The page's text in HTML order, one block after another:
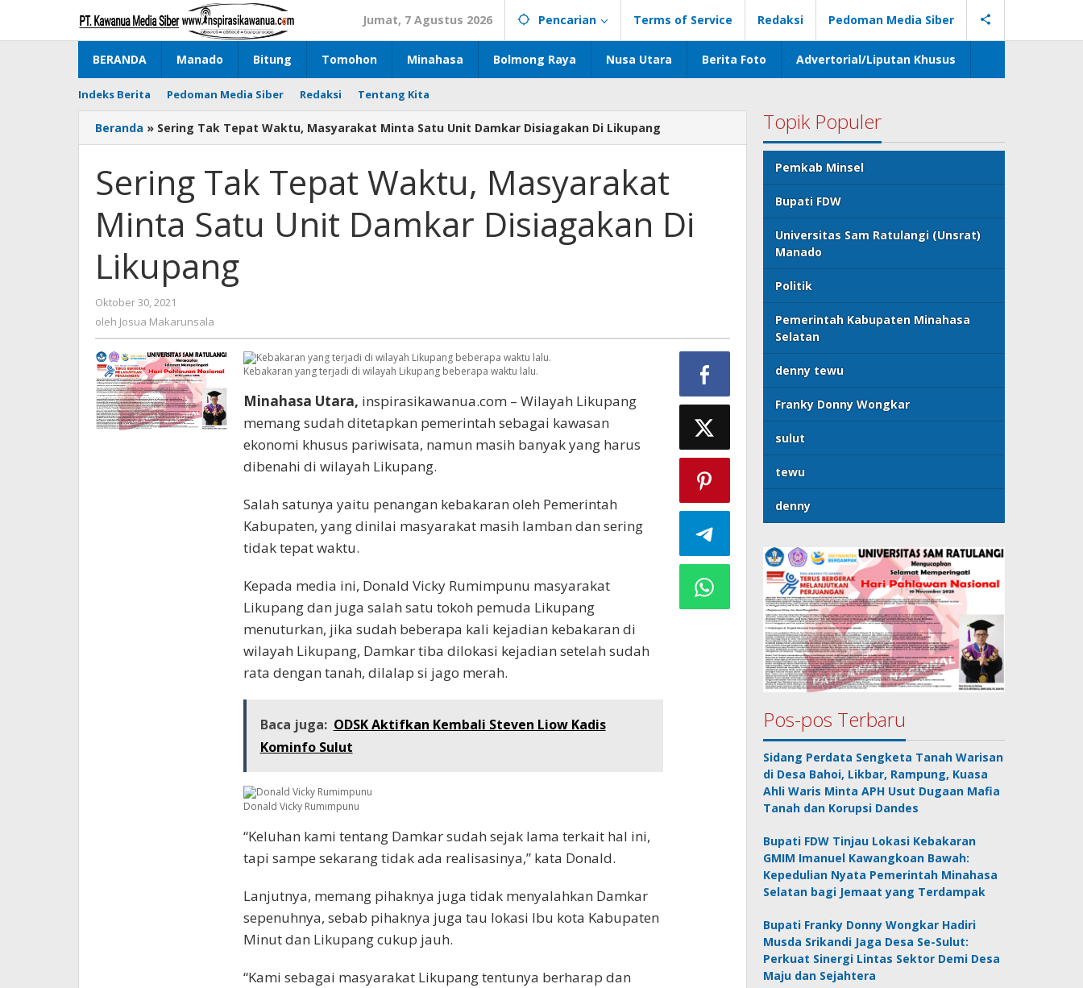
konten
Jumat, 7 Agustus 2026 Pencarian Terms of Service Redaksi Pedoman Media Siber
BERANDA Manado Bitung Tomohon Minahasa Bolmong Raya Nusa Utara Berita Foto Advertorial/Liputan Khusus
Indeks Berita Pedoman Media Siber Redaksi Tentang Kita
Beranda » Sering Tak Tepat Waktu, Masyarakat Minta Satu Unit Damkar Disiagakan Di Likupang
Sering Tak Tepat Waktu, Masyarakat
Minta Satu Unit Damkar Disiagakan Di
Likupang
Oktober 30, 2021
Josua
oleh Josua Makarunsala
Kebakaran yang terjadi di wilayah Likupang beberapa waktu lalu.
Minahasa Utara, inspirasikawanua.com – Wilayah Likupang
memang sudah ditetapkan pemerintah sebagai kawasan
ekonomi khusus pariwisata, namun masih banyak yang harus
dibenahi di wilayah Likupang.
Salah satunya yaitu penangan kebakaran oleh Pemerintah
Kabupaten, yang dinilai masyarakat masih lamban dan sering
tidak tepat waktu.
Kepada media ini, Donald Vicky Rumimpunu masyarakat
Likupang dan juga salah satu tokoh pemuda Likupang
menuturkan, jika sudah beberapa kali kejadian kebakaran di
wilayah Likupang, Damkar tiba dilokasi kejadian setelah sudah
rata dengan tanah, dilalap si jago merah.
Baca juga: ODSK Aktifkan Kembali Steven Liow Kadis
Kominfo Sulut
Donald Vicky Rumimpunu
“Keluhan kami tentang Damkar sudah sejak lama terkait hal ini,
tapi sampe sekarang tidak ada realisasinya,” kata Donald.
Lanjutnya, memang pihaknya juga tidak menyalahkan Damkar
sepenuhnya, sebab pihaknya juga tau lokasi Ibu kota Kabupaten
Minut dan Likupang cukup jauh.
“Kami sebagai masyarakat Likupang tentunya berharap dan
Topik Populer
Pemkab Minsel
Bupati FDW
Universitas Sam Ratulangi (Unsrat)
Manado
Politik
Pemerintah Kabupaten Minahasa
Selatan
denny tewu
Franky Donny Wongkar
sulut
tewu
denny
Pos-pos Terbaru
Sidang Perdata Sengketa Tanah Warisan
di Desa Bahoi, Likbar, Rampung, Kuasa
Ahli Waris Minta APH Usut Dugaan Mafia
Tanah dan Korupsi Dandes
Bupati FDW Tinjau Lokasi Kebakaran
GMIM Imanuel Kawangkoan Bawah:
Kepedulian Nyata Pemerintah Minahasa
Selatan bagi Jemaat yang Terdampak
Bupati Franky Donny Wongkar Hadiri
Musda Srikandi Jaga Desa Se-Sulut:
Perkuat Sinergi Lintas Sektor Demi Desa
Maju dan Sejahtera